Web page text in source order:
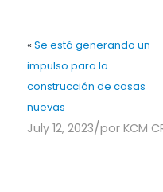
« Se está generando un
impulso para la
construcción de casas
nuevas
July 12, 2023/por KCM